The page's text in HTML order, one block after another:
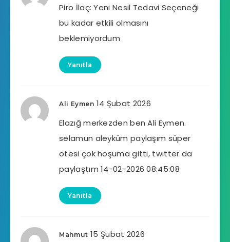
Piro İlaç: Yeni Nesil Tedavi Seçeneği
bu kadar etkili olmasını
beklemiyordum
Yanıtla
Ali Eymen 14 Şubat 2026
Elazığ merkezden ben Ali Eymen.
selamun aleyküm paylaşım süper
ötesi çok hoşuma gitti, twitter da
paylaştım 14-02-2026 08:45:08
Yanıtla
Mahmut 15 Şubat 2026